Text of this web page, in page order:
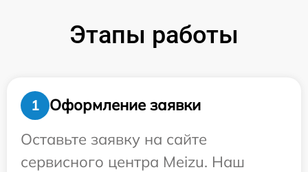
Этапы работы
1
Оформление заявки
Оставьте заявку на сайте
сервисного центра Meizu. Наш